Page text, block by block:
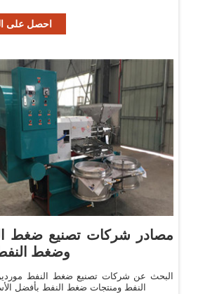
احصل على
مصادر شركات تصنيع ضغط
وضغط
البحث عن شركات تصنيع ضغط النفط
النفط ومنتجات ضغط النفط بأفضل